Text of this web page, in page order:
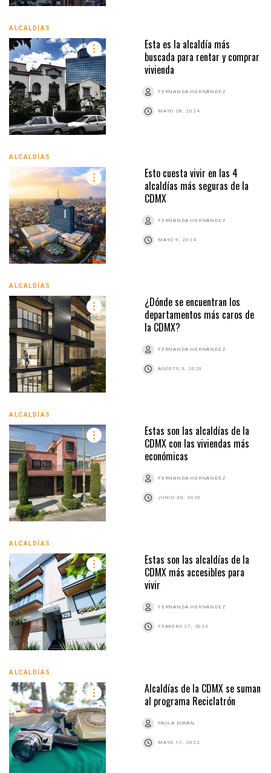
ALCALDÍAS
Esta es la alcaldía más
buscada para rentar y comprar
vivienda
FERNANDA HERNÁNDEZ
MAYO 28, 2024
ALCALDÍAS
Esto cuesta vivir en las 4
alcaldías más seguras de la
CDMX
FERNANDA HERNÁNDEZ
MAYO 9, 2024
ALCALDÍAS
¿Dónde se encuentran los
departamentos más caros de
la CDMX?
FERNANDA HERNÁNDEZ
AGOSTO 3, 2023
ALCALDÍAS
Estas son las alcaldías de la
CDMX con las viviendas más
económicas
FERNANDA HERNÁNDEZ
JUNIO 30, 2023
ALCALDÍAS
Estas son las alcaldías de la
CDMX más accesibles para
vivir
FERNANDA HERNÁNDEZ
FEBRERO 27, 2023
ALCALDÍAS
Alcaldías de la CDMX se suman
al programa Reciclatrón
PAOLA DURÁN
MAYO 17, 2022